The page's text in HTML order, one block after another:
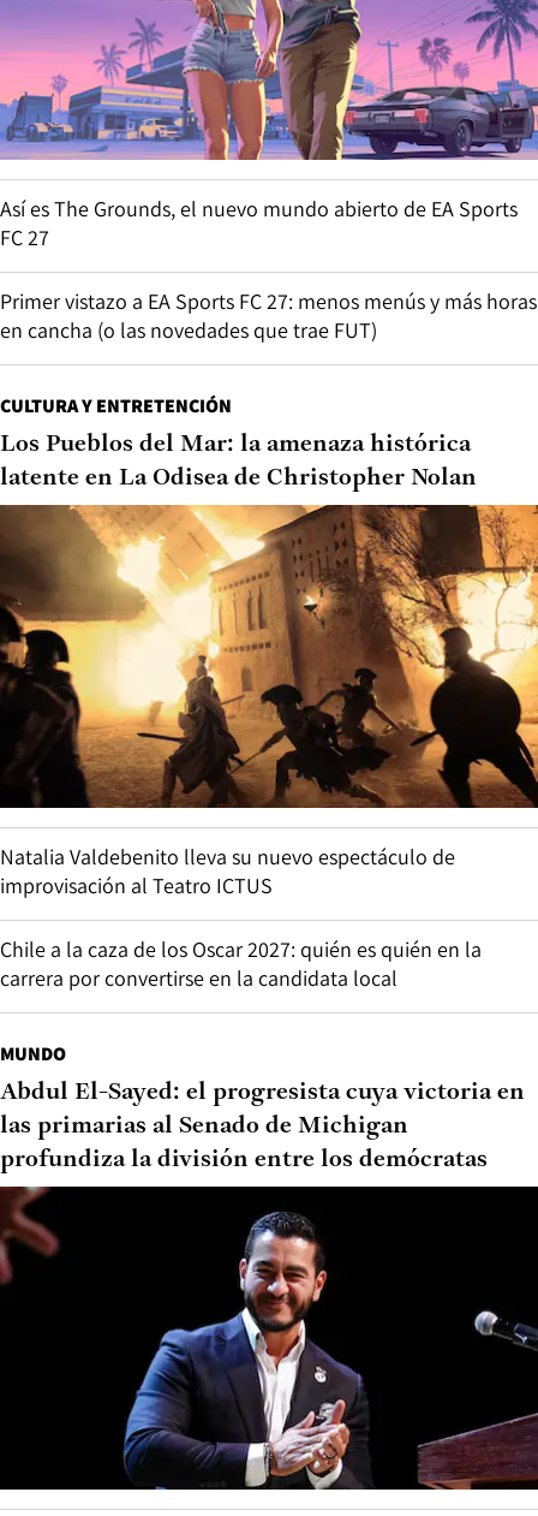
Así es The Grounds, el nuevo mundo abierto de EA Sports
FC 27
Primer vistazo a EA Sports FC 27: menos menús y más horas
en cancha (o las novedades que trae FUT)
CULTURA Y ENTRETENCIÓN
Los Pueblos del Mar: la amenaza histórica
latente en La Odisea de Christopher Nolan
Natalia Valdebenito lleva su nuevo espectáculo de
improvisación al Teatro ICTUS
Chile a la caza de los Oscar 2027: quién es quién en la
carrera por convertirse en la candidata local
MUNDO
Abdul El-Sayed: el progresista cuya victoria en
las primarias al Senado de Michigan
profundiza la división entre los demócratas